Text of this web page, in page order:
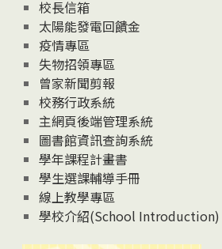
校長信箱
太陽能發電回饋金
疫情專區
失物招領專區
曾家新聞剪報
校務行政系統
主網頁後端管理系統
圖書館資訊查詢系統
學年課程計畫書
學生選課輔導手冊
線上教學專區
學校介紹(School Introduction)